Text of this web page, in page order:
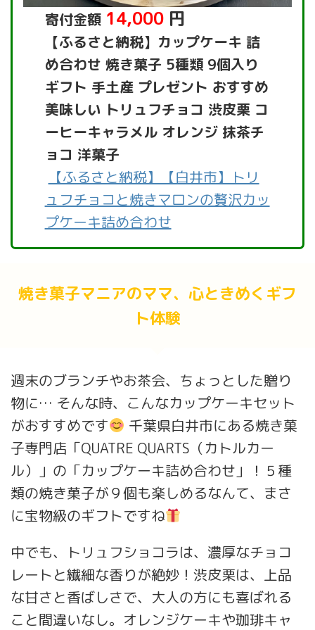
寄付金額 14,000円
【ふるさと納税】カップケーキ 詰
め合わせ 焼き菓子 5種類 9個入り
ギフト 手土産 プレゼント おすすめ
美味しい トリュフチョコ 渋皮栗 コ
ーヒーキャラメル オレンジ 抹茶チ
ョコ 洋菓子
【ふるさと納税】【白井市】トリ
ュフチョコと焼きマロンの贅沢カッ
プケーキ詰め合わせ
焼き菓子マニアのママ、心ときめくギフ
ト体験
週末のブランチやお茶会、ちょっとした贈り
物に… そんな時、こんなカップケーキセット
がおすすめです
千葉県白井市にある焼き菓
子専門店「QUATRE QUARTS（カトルカー
ル）」の「カップケーキ詰め合わせ」！５種
類の焼き菓子が９個も楽しめるなんて、まさ
に宝物級のギフトですね
中でも、トリュフショコラは、濃厚なチョコ
レートと繊細な香りが絶妙！渋皮栗は、上品
な甘さと香ばしさで、大人の方にも喜ばれる
こと間違いなし。オレンジケーキや珈琲キャ